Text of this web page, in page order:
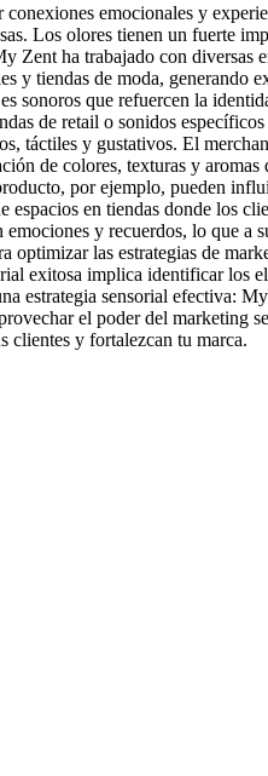
emocionales y
Los olores tienen un fuerte
ha trabajado con diversas
tiendas de moda, generando
sonoros que refuercen la
de retail o sonidos
táctiles y gustativos. El
de colores, texturas y
por ejemplo, pueden
en tiendas donde los
y recuerdos, lo que a
las estrategias de
exitosa implica identificar los
estrategia sensorial efectiva:
el poder del marketing
clientes y fortalezcan tu marca.